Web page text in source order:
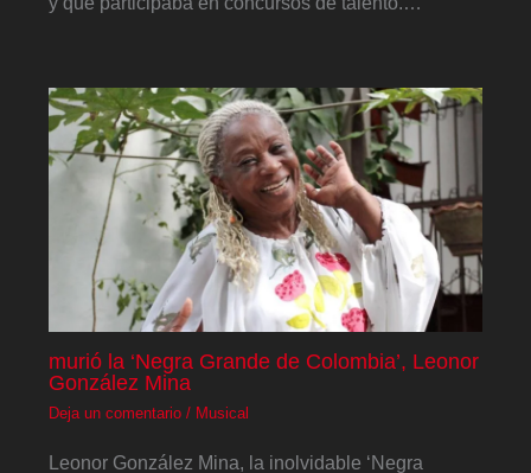
murió la ‘Negra Grande de Colombia’, Leonor
González Mina
Deja un comentario / Musical
Leonor González Mina, la inolvidable ‘Negra